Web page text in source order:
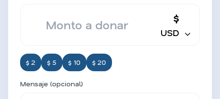
$
USD
$ 2 $ 5 $ 10 $ 20
Mensaje (opcional)